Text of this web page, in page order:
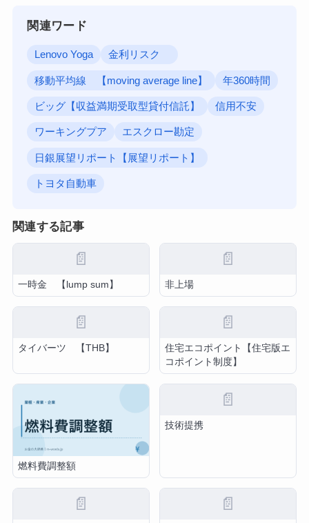
関連ワード
Lenovo Yoga 金利リスク
移動平均線 【moving average line】 年360時間
ビッグ【収益満期受取型貸付信託】 信用不安
ワーキングプア エスクロー勘定
日銀展望リポート【展望リポート】
トヨタ自動車
関連する記事
📄
一時金 【lump sum】
📄
非上場
📄
タイバーツ 【THB】
📄
住宅エコポイント【住宅版エ
コポイント制度】
燃料費調整額
📄
技術提携
📄 📄